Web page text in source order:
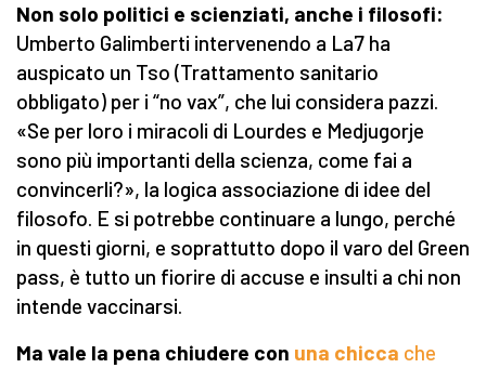
Non solo politici e scienziati, anche i filosofi:
Umberto Galimberti intervenendo a La7 ha
auspicato un Tso (Trattamento sanitario
obbligato) per i “no vax”, che lui considera pazzi.
«Se per loro i miracoli di Lourdes e Medjugorje
sono più importanti della scienza, come fai a
convincerli?», la logica associazione di idee del
filosofo. E si potrebbe continuare a lungo, perché
in questi giorni, e soprattutto dopo il varo del Green
pass, è tutto un fiorire di accuse e insulti a chi non
intende vaccinarsi.
Ma vale la pena chiudere con una chicca che